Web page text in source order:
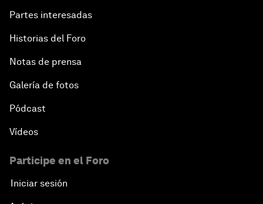
Partes interesadas
Historias del Foro
Notas de prensa
Galería de fotos
Pódcast
Vídeos
Participe en el Foro
Iniciar sesión